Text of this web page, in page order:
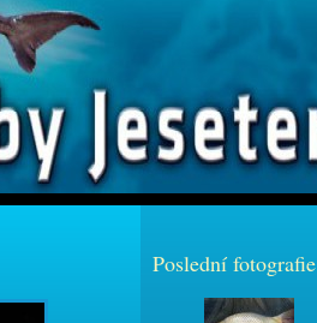
Poslední fotografie